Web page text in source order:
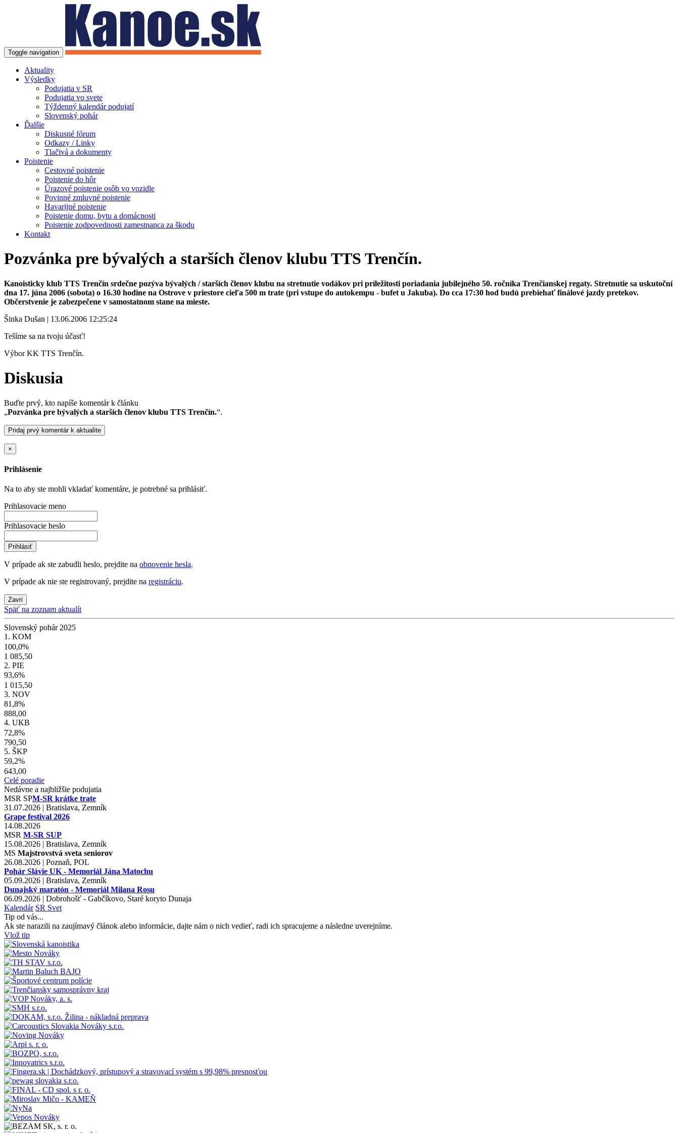
Toggle navigation
Aktuality
Výsledky
Podujatia v SR
Podujatia vo svete
Týždenný kalendár podujatí
Slovenský pohár
Ďalšie
Diskusné fórum
Odkazy / Linky
Tlačivá a dokumenty
Poistenie
Cestovné poistenie
Poistenie do hôr
Úrazové poistenie osôb vo vozidle
Povinné zmluvné poistenie
Havarijné poistenie
Poistenie domu, bytu a domácnosti
Poistenie zodpovednosti zamestnanca za škodu
Kontakt
Pozvánka pre bývalých a starších členov klubu TTS Trenčín.
Kanoisticky klub TTS Trenčín srdečne pozýva bývalých / starších členov klubu na stretnutie vodákov pri príležitosti poriadania jubilejného 50. ročníka Trenčianskej regaty. Stretnutie sa uskutoční
dna 17. júna 2006 (sobota) o 16.30 hodine na Ostrove v priestore cieľa 500 m trate (pri vstupe do autokempu - bufet u Jakuba). Do cca 17:30 hod budú prebiehať finálové jazdy pretekov.
Občerstvenie je zabezpečene v samostatnom stane na mieste.
Šinka Dušan | 13.06.2006 12:25:24
Tešíme sa na tvoju účasť!
Výbor KK TTS Trenčín.
Diskusia
Buďte prvý, kto napíše komentár k článku
„Pozvánka pre bývalých a starších členov klubu TTS Trenčín.“.
Pridaj prvý komentár k aktualite
×
Prihlásenie
Na to aby ste mohli vkladať komentáre, je potrebné sa prihlásiť.
Prihlasovacie meno
Prihlasovacie heslo
Prihlásiť
V prípade ak ste zabudli heslo, prejdite na obnovenie hesla.
V prípade ak nie ste registrovaný, prejdite na registráciu.
Zavri
Späť na zoznam aktualít
Slovenský pohár 2025
1. KOM
100,0%
1 085,50
2. PIE
93,6%
1 015,50
3. NOV
81,8%
888,00
4. UKB
72,8%
790,50
5. ŠKP
59,2%
643,00
Celé poradie
Nedávne a najbližšie podujatia
MSR SPM-SR krátke trate
31.07.2026 | Bratislava, Zemník
Grape festival 2026
14.08.2026
MSR M-SR SUP
15.08.2026 | Bratislava, Zemník
MS Majstrovstvá sveta seniorov
26.08.2026 | Poznaň, POL
Pohár Slávie UK - Memoriál Jána Matochu
05.09.2026 | Bratislava, Zemník
Dunajský maratón - Memoriál Milana Rosu
06.09.2026 | Dobrohošť - Gabčíkovo, Staré koryto Dunaja
Kalendár SR Svet
Tip od vás...
Ak ste narazili na zaujímavý článok alebo informácie, dajte nám o nich vedieť, radi ich spracujeme a následne uverejníme.
Vlož tip